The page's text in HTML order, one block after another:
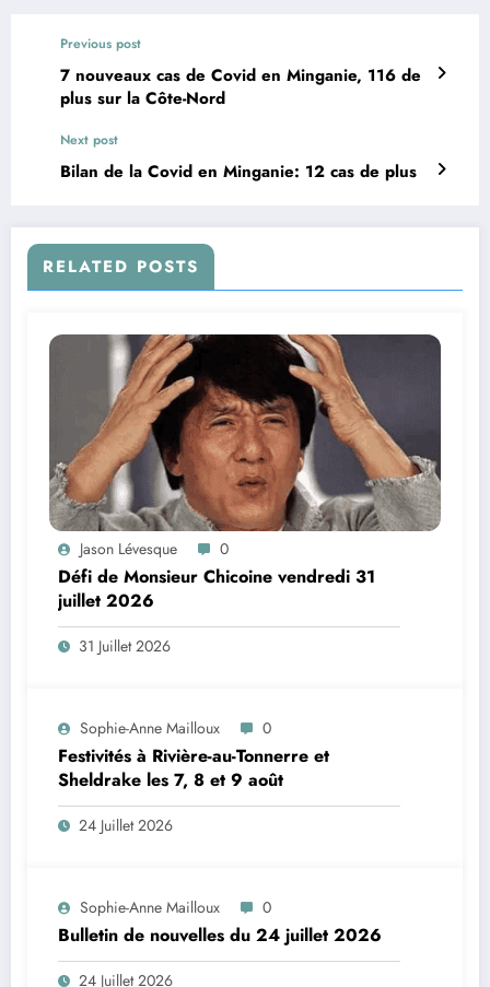
Previous post
7 nouveaux cas de Covid en Minganie, 116 de
plus sur la Côte-Nord
Next post
Bilan de la Covid en Minganie: 12 cas de plus
RELATED POSTS
Jason Lévesque 0
Défi de Monsieur Chicoine vendredi 31
juillet 2026
31 Juillet 2026
Sophie-Anne Mailloux 0
Festivités à Rivière-au-Tonnerre et
Sheldrake les 7, 8 et 9 août
24 Juillet 2026
Sophie-Anne Mailloux 0
Bulletin de nouvelles du 24 juillet 2026
24 Juillet 2026